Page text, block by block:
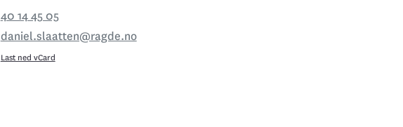
40 14 45 05
daniel.slaatten@ragde.no
Last ned vCard